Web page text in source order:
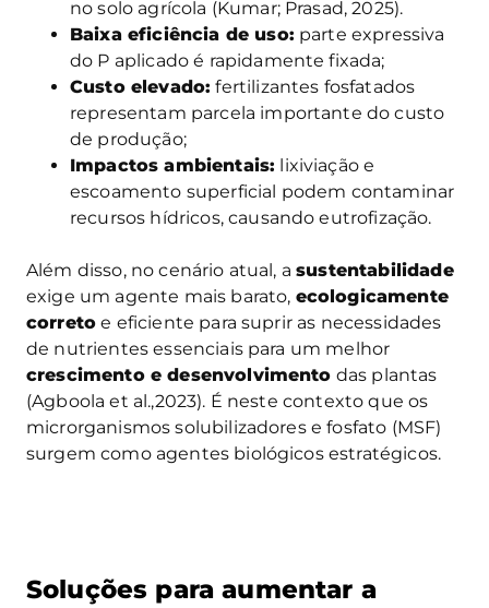
no solo agrícola (Kumar; Prasad, 2025).
Baixa eficiência de uso: parte expressiva
do P aplicado é rapidamente fixada;
Custo elevado: fertilizantes fosfatados
representam parcela importante do custo
de produção;
Impactos ambientais: lixiviação e
escoamento superficial podem contaminar
recursos hídricos, causando eutrofização.
Além disso, no cenário atual, asustentabilidade
exige um agente mais barato, ecologicamente
correto e eficiente para suprir as necessidades
de nutrientes essenciais para um melhor
crescimento e desenvolvimento das plantas
(Agboola et al.,2023). É neste contexto que os
microrganismos solubilizadores e fosfato (MSF)
surgem como agentes biológicos estratégicos.
Soluções para aumentar a